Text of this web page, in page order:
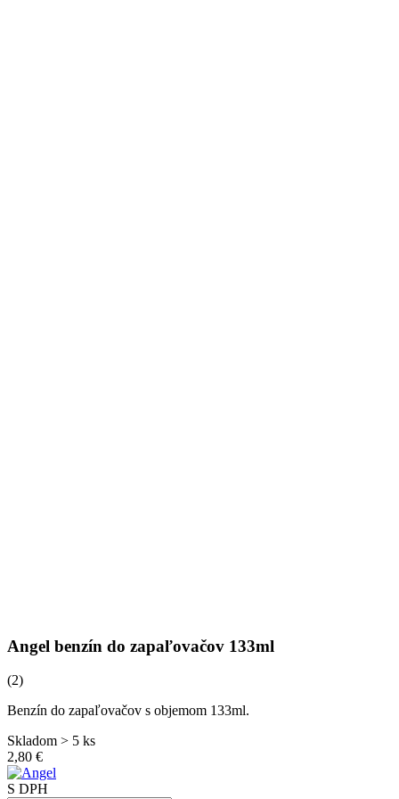
Angel benzín do zapaľovačov 133ml
(2)
Benzín do zapaľovačov s objemom 133ml.
Skladom > 5 ks
2,80 €
S DPH